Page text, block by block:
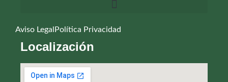
Aviso Legal Política Privacidad
Localización